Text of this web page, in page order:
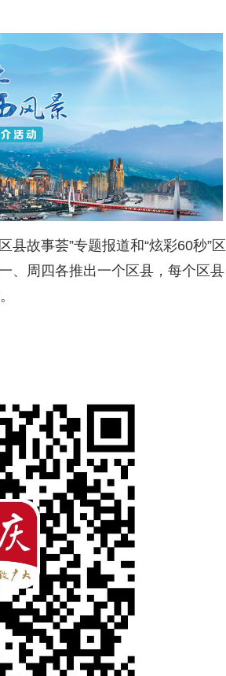
县故事荟”专题报道和“炫彩60秒”区
、周四各推出一个区县，每个区县